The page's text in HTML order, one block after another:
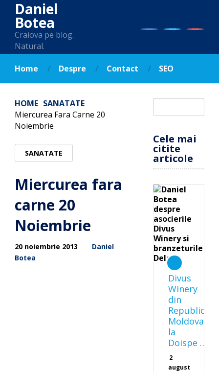
Daniel
Botea
Craiova pe blog.
Natural.
Home Despre Contact SEO
HOME SANATATE
Miercurea Fara Carne 20
Noiembrie
SANATATE
Miercurea fara
carne 20
Noiembrie
20 noiembrie 2013
Daniel
Botea
Cele mai
citite
articole
Divus
Winery
din
Republica
Moldova
la
Doispe …
2
august